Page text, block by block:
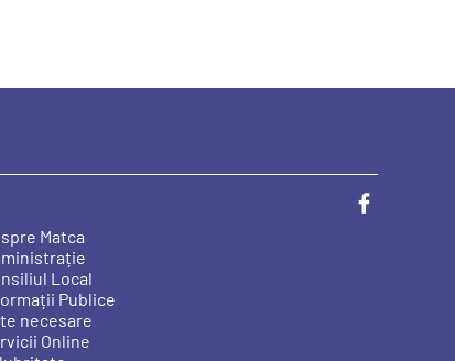
Matca
Local
Publice
necesare
Online